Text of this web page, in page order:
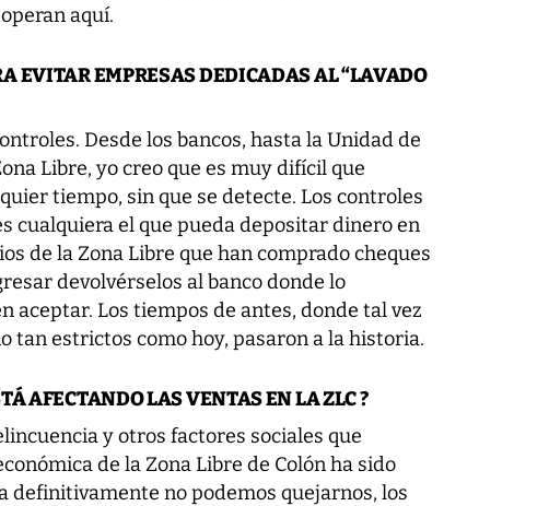
aquí.
EVITAR EMPRESAS DEDICADAS AL “LAVADO
Desde los bancos, hasta la Unidad de
Libre, yo creo que es muy difícil que
tiempo, sin que se detecte. Los controles
cualquiera el que pueda depositar dinero en
de la Zona Libre que han comprado cheques
devolvérselos al banco donde lo
aceptar. Los tiempos de antes, donde tal vez
tan estrictos como hoy, pasaron a la historia.
AFECTANDO LAS VENTAS EN LA ZLC ?
y otros factores sociales que
de la Zona Libre de Colón ha sido
definitivamente no podemos quejarnos, los